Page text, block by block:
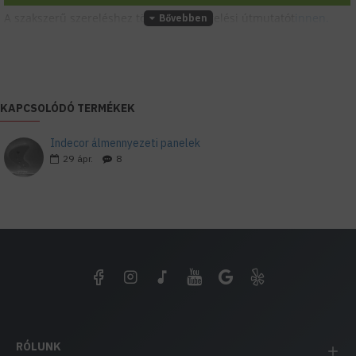
A szakszerű szereléshez töltsd le a szerelési útmutatót
KAPCSOLÓDÓ TERMÉKEK
Indecor álmennyezeti panelek
29 ápr. 8
RÓLUNK